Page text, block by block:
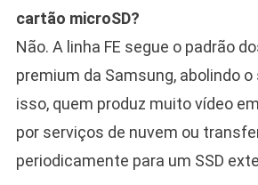
cartão microSD?
Não. A linha FE segue o padrão
premium da Samsung, abolindo o
isso, quem produz muito vídeo
por serviços de nuvem ou
periodicamente para um SSD